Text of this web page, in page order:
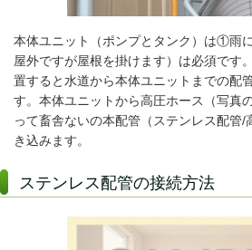
本体ユニット（ポンプとタンク）は①雨
屋外ですが屋根を掛けます）は必須です
置すると水道から本体ユニットまでの配
す。本体ユニットから高圧ホース（写真
って畜舎ないの本配管（ステンレス配管/
き込みます。
ステンレス配管の接続方法